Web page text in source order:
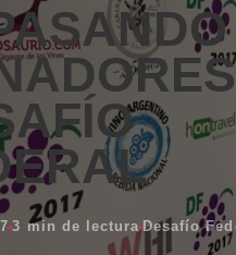
Mendoza Malbec
3 min de lectura Desafío